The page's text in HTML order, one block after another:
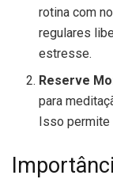
rotina com
regulares
estresse.
Reserve
para
Isso permite